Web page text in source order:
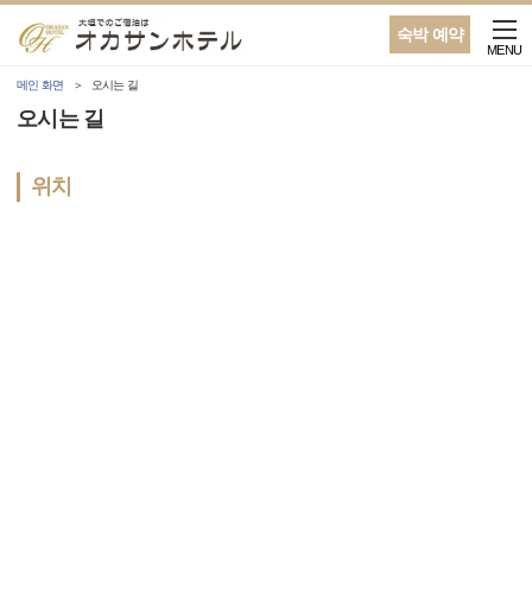
숙박 예약
MENU
메인 화면 오시는 길
오시는 길
위치